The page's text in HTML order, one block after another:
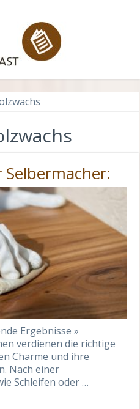
Ergebnisse »
verdienen die richtige
Charme und ihre
Nach einer
Schleifen oder …